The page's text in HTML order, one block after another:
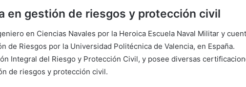
en gestión de riesgos y protección civil
en Ciencias Navales por la Heroica Escuela Naval Militar y
de Riesgos por la Universidad Politécnica de Valencia, en España.
Integral del Riesgo y Protección Civil, y posee diversas
de riesgos y protección civil.